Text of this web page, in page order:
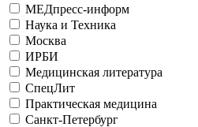
МЕДпресс-информ
Наука и Техника
Москва
ИРБИ
Медицинская литература
СпецЛит
Практическая медицина
Санкт-Петербург